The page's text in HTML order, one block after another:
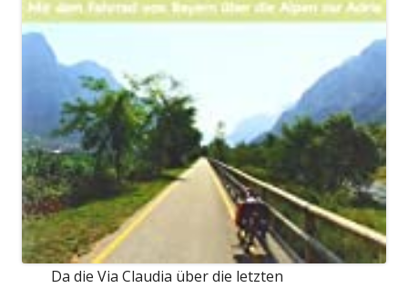
Da die Via Claudia über die letzten